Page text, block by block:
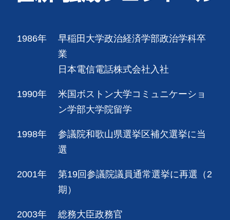
1986年
早稲田大学政治経済学部政治学科卒
業
日本電信電話株式会社入社
1990年
米国ボストン大学コミュニケーショ
ン学部大学院留学
1998年
参議院和歌山県選挙区補欠選挙に当
選
2001年
第19回参議院議員通常選挙に再選（2
期）
2003年 総務大臣政務官